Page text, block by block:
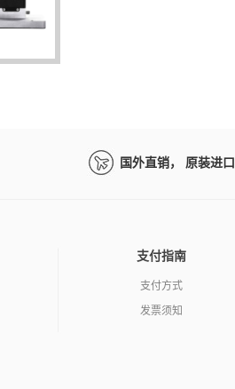
国外直销， 原装进口
支付指南
支付方式
发票须知